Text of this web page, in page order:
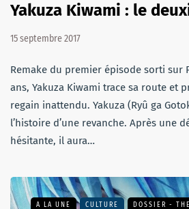
Yakuza Kiwami : le
15 septembre 2017
Remake du premier épisode sorti sur
ans, Yakuza Kiwami trace sa route et
regain inattendu. Yakuza (Ryû ga
l’histoire d’une revanche. Après une
hésitante, il aura…
A LA UNE CULTURE DOSSIER -